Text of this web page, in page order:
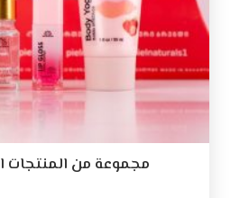
مجموعة من المنتجات